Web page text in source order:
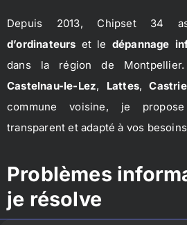
Depuis 2013, Chipset 34
d’ordinateurs et le dépannage
dans la région de
Castelnau-le-Lez, Lattes,
commune voisine, je
transparent et adapté à vos
Problèmes
je résolve